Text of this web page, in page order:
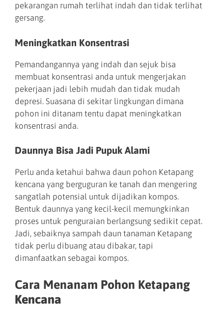
pekarangan rumah terlihat indah dan tidak terlihat
gersang.
Meningkatkan Konsentrasi
Pemandangannya yang indah dan sejuk bisa
membuat konsentrasi anda untuk mengerjakan
pekerjaan jadi lebih mudah dan tidak mudah
depresi. Suasana di sekitar lingkungan dimana
pohon ini ditanam tentu dapat meningkatkan
konsentrasi anda.
Daunnya Bisa Jadi Pupuk Alami
Perlu anda ketahui bahwa daun pohon Ketapang
kencana yang berguguran ke tanah dan mengering
sangatlah potensial untuk dijadikan kompos.
Bentuk daunnya yang kecil-kecil memungkinkan
proses untuk penguraian berlangsung sedikit cepat.
Jadi, sebaiknya sampah daun tanaman Ketapang
tidak perlu dibuang atau dibakar, tapi
dimanfaatkan sebagai kompos.
Cara Menanam Pohon Ketapang
Kencana